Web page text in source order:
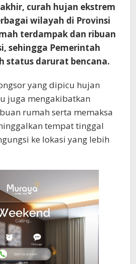
curah hujan ekstrem
wilayah di Provinsi
terdampak dan ribuan
sehingga Pemerintah
status darurat bencana.
yang dipicu hujan
juga mengakibatkan
rumah serta memaksa
tempat tinggal
ke lokasi yang lebih